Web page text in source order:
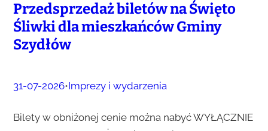
Przedsprzedaż biletów na Święto
Śliwki dla mieszkańców Gminy
Szydłów
31-07-2026•Imprezy i wydarzenia
Bilety w obniżonej cenie można nabyć WYŁĄCZNIE